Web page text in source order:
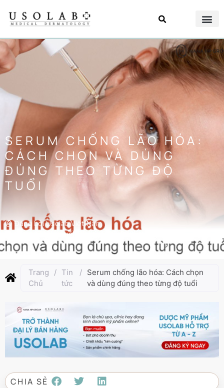
SERUM CHỐNG LÃO HÓA:
CÁCH CHỌN VÀ DÙNG
ĐÚNG THEO TỪNG ĐỘ
TUỔI
Đăng bởiUsolab Việt Nam
Cập nhật lần cuối:
Tháng 6 25, 2025
Trang
Chủ
/ Tin
tức
/ Serum chống lão hóa: Cách chọn
và dùng đúng theo từng độ tuổi
CHIA SẺ